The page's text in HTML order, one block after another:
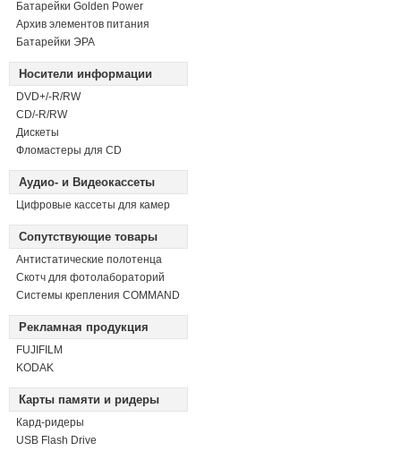
Батарейки Golden Power
Архив элементов питания
Батарейки ЭРА
Носители информации
DVD+/-R/RW
СD/-R/RW
Дискеты
Фломастеры для CD
Аудио- и Видеокассеты
Цифровые кассеты для камер
Сопутствующие товары
Антистатические полотенца
Скотч для фотолабораторий
Системы крепления COMMAND
Рекламная продукция
FUJIFILM
KODAK
Карты памяти и ридеры
Кард-ридеры
USB Flash Drive